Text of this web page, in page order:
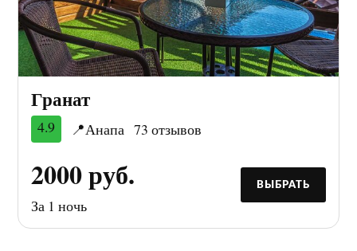
Гранат
4.9 📍Анапа 73 отзывов
2000 руб.
За 1 ночь
ВЫБРАТЬ